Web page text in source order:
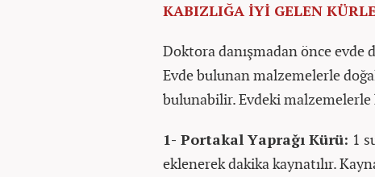
KABIZLIĞA İYİ GELEN
Doktora danışmadan önce
Evde bulunan malzemelerle
bulunabilir. Evdeki
1- Portakal Yaprağı Kürü: 1
eklenerek dakika kaynatılır.